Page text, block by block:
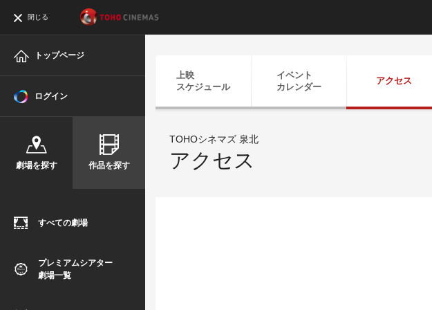
閉じる
トップページ
ログイン
劇場を探す 作品を探す
すべての劇場
プレミアムシアター
劇場一覧
上映
スケジュール
イベント
カレンダー
アクセス
TOHOシネマズ 泉北
アクセス